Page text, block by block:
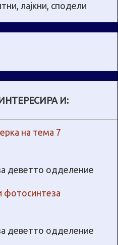
лајкни, сподели
И:
деветто одделение
деветто одделение